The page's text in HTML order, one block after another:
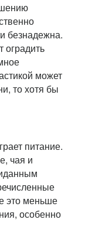
безнадежна.
оградить
может
то хотя бы
питание.
чая и
это меньше
особенно